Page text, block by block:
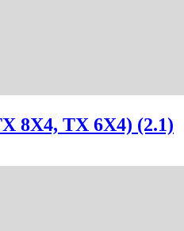
8X4, TX 6X4) (2.1)